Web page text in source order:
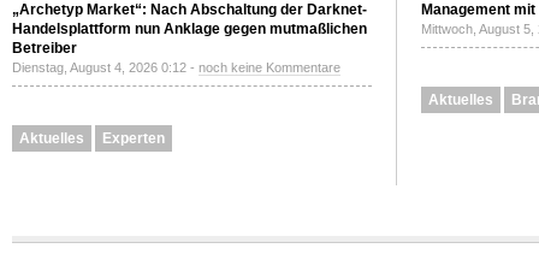
„Archetyp Market“: Nach Abschaltung der Darknet-
Handelsplattform nun Anklage gegen mutmaßlichen
Betreiber
Dienstag, August 4, 2026 0:12 - noch keine Kommentare
Aktuelles Experten
Management
Mittwoch, August
Aktuelles